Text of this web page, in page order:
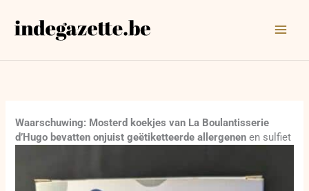
naar
Waarschuwing: Mosterd koekjes van La Boulantisserie
d’Hugo bevatten onjuist geëtiketteerde allergenen en sulfiet